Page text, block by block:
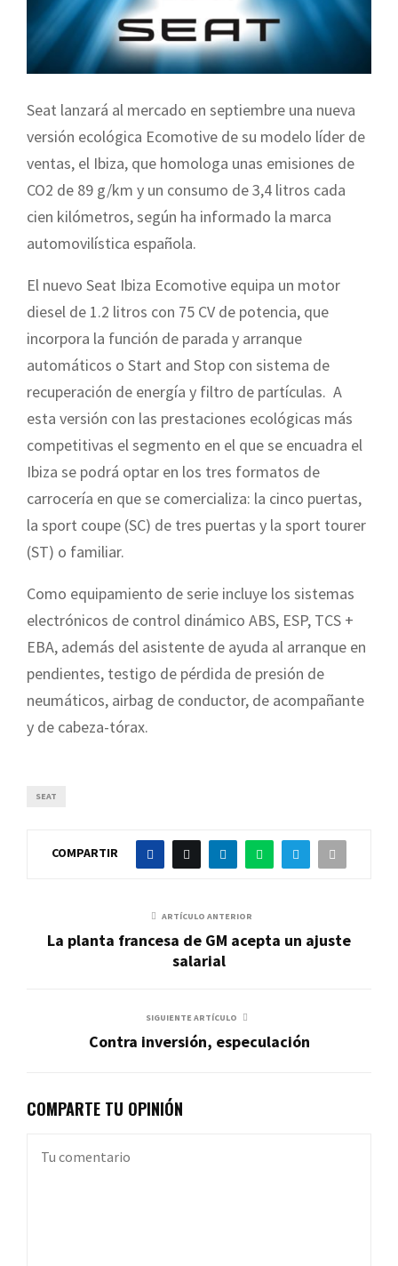
Seat lanzará al mercado en septiembre una nueva
versión ecológica Ecomotive de su modelo líder de
ventas, el Ibiza, que homologa unas emisiones de
CO2 de 89 g/km y un consumo de 3,4 litros cada
cien kilómetros, según ha informado la marca
automovilística española.
El nuevo Seat Ibiza Ecomotive equipa un motor
diesel de 1.2 litros con 75 CV de potencia, que
incorpora la función de parada y arranque
automáticos o Start and Stop con sistema de
recuperación de energía y filtro de partículas. A
esta versión con las prestaciones ecológicas más
competitivas el segmento en el que se encuadra el
Ibiza se podrá optar en los tres formatos de
carrocería en que se comercializa: la cinco puertas,
la sport coupe (SC) de tres puertas y la sport tourer
(ST) o familiar.
Como equipamiento de serie incluye los sistemas
electrónicos de control dinámico ABS, ESP, TCS +
EBA, además del asistente de ayuda al arranque en
pendientes, testigo de pérdida de presión de
neumáticos, airbag de conductor, de acompañante
y de cabeza-tórax.
SEAT
COMPARTIR
ARTÍCULO ANTERIOR
La planta francesa de GM acepta un ajuste
salarial
SIGUIENTE ARTÍCULO
Contra inversión, especulación
COMPARTE TU OPINIÓN